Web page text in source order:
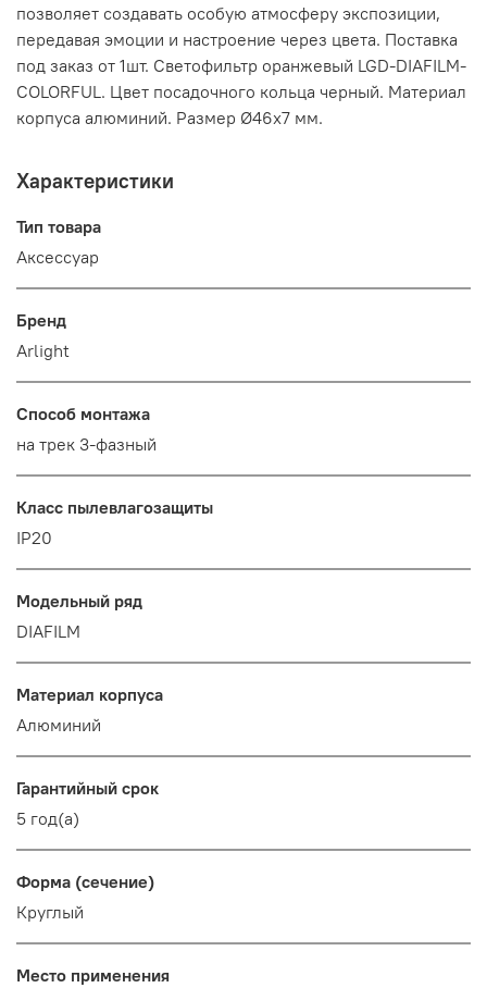
позволяет создавать особую атмосферу экспозиции,
передавая эмоции и настроение через цвета. Поставка
под заказ от 1шт. Светофильтр оранжевый LGD-DIAFILM-
COLORFUL. Цвет посадочного кольца черный. Материал
корпуса алюминий. Размер Ø46x7 мм.
Характеристики
Тип товара
Аксессуар
Бренд
Arlight
Способ монтажа
на трек 3-фазный
Класс пылевлагозащиты
IP20
Модельный ряд
DIAFILM
Материал корпуса
Алюминий
Гарантийный срок
5 год(а)
Форма (сечение)
Круглый
Место применения